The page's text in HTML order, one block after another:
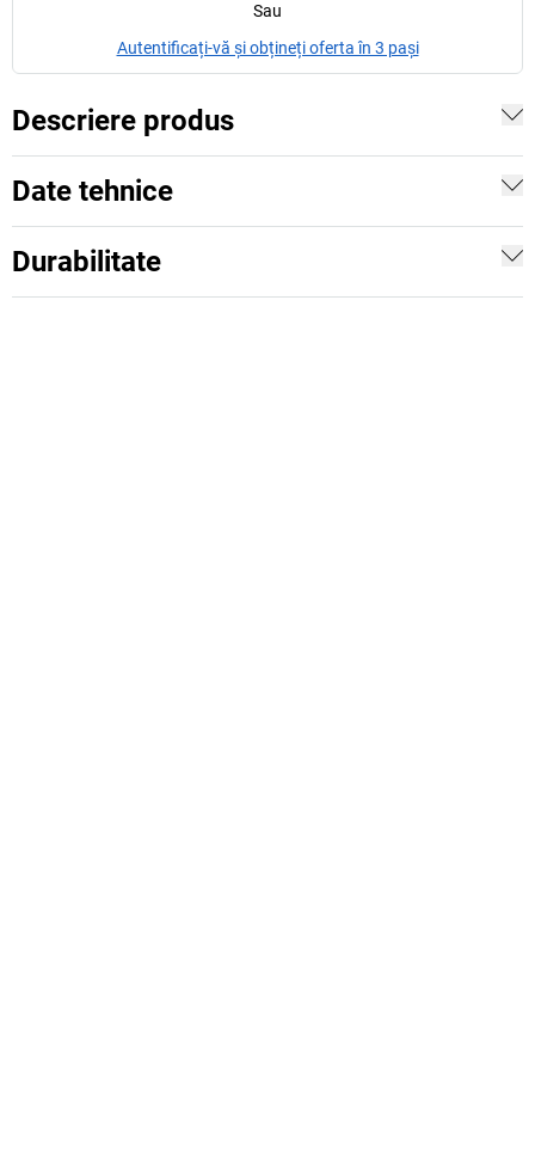
Sau
Autentificați-vă și obțineți oferta în 3 pași
Descriere produs
Date tehnice
Durabilitate